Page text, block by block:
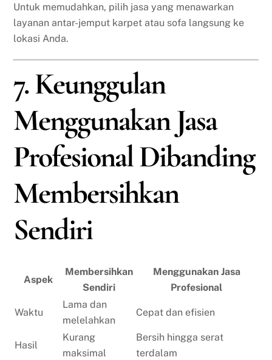
Untuk memudahkan, pilih jasa yang menawarkan
layanan antar-jemput karpet atau sofa langsung ke
lokasi Anda.
7. Keunggulan
Menggunakan Jasa
Profesional Dibanding
Membersihkan
Sendiri
Aspek
Membersihkan
Sendiri
Menggunakan Jasa
Profesional
Waktu
Lama dan
melelahkan
Cepat dan efisien
Hasil
Kurang
maksimal
Bersih hingga serat
terdalam